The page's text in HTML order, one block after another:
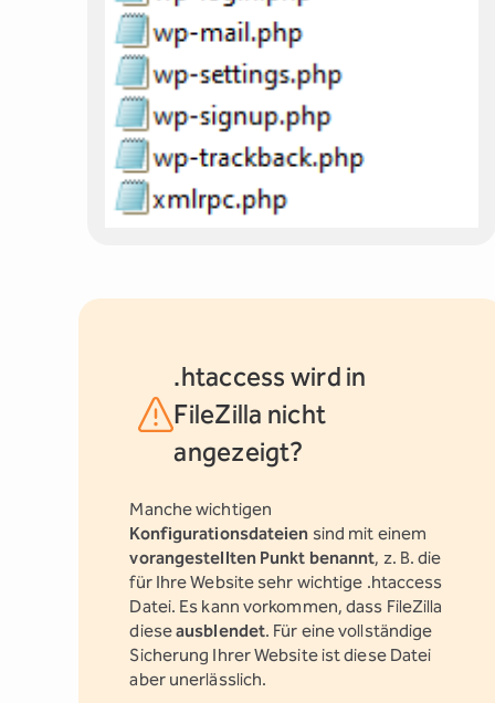
.htaccess wird in
FileZilla nicht
angezeigt?
Manche wichtigen
Konfigurationsdateien sind mit einem
vorangestellten Punkt benannt, z. B. die
für Ihre Website sehr wichtige .htaccess
Datei. Es kann vorkommen, dass FileZilla
dieseausblendet. Für eine vollständige
Sicherung Ihrer Website ist diese Datei
aber unerlässlich.